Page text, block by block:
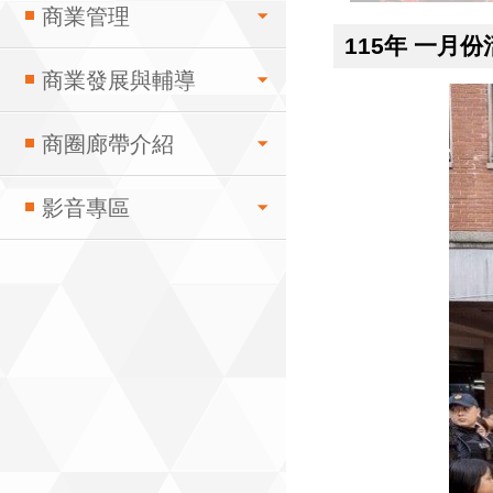
商業管理
商業發展與輔導
商圈廊帶介紹
影音專區
115年 一月份